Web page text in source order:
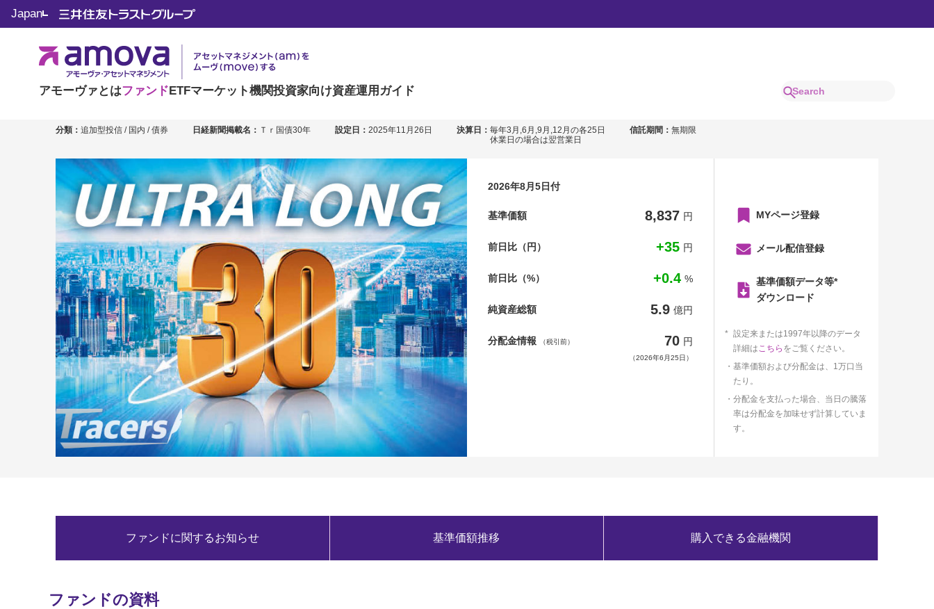
アモーヴァとはファンドETFマーケット機関投資家向け資産運用ガイド
Japan
Tracers 日本国債ウルトラロング（30年平均）年４回分配型
分類： 追加型投信 / 国内 / 債券 日経新聞掲載名： Ｔｒ国債30年 設定日： 2025年11月26日 決算日： 毎年3月,6月,9月,12月の各25日
休業日の場合は翌営業日
信託期間： 無期限
2026年8月5日付
基準価額 8,837 円
前日比（円） +35 円
前日比（%） +0.4 %
純資産総額 5.9 億円
分配金情報 （税引前） 70 円
（2026年6月25日）
MYページ登録
メール配信登録
基準価額データ等*
ダウンロード
設定来または1997年以降のデータ
詳細はこちら をご覧ください。
基準価額および分配金は、1万口当
たり。
分配金を支払った場合、当日の騰落
率は分配金を加味せず計算していま
す。
ファンドに関するお知らせ 基準価額推移 購入できる金融機関
ファンドの資料